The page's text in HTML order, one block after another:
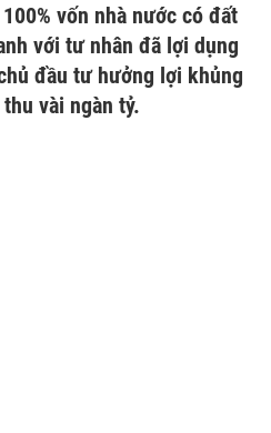
vốn nhà nước có đất
với tư nhân đã lợi dụng
đầu tư hưởng lợi khủng
vài ngàn tỷ.